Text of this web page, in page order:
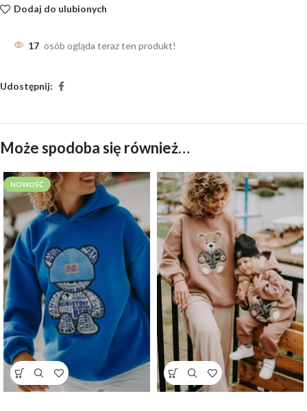
Dodaj do ulubionych
17 osób ogląda teraz ten produkt!
Udostępnij:
Może spodoba się również…
NOWOŚĆ